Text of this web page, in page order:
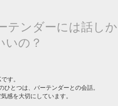
テンダーには話しか
いの？
す。
ひとつは、バーテンダーとの会話。
感を大切にしています。